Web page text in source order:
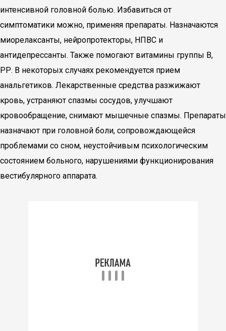
интенсивной головной болью. Избавиться от
симптоматики можно, применяя препараты. Назначаются
миорелаксанты, нейропротекторы, НПВС и
антидепрессанты. Также помогают витамины группы В,
РР. В некоторых случаях рекомендуется прием
анальгетиков. Лекарственные средства разжижают
кровь, устраняют спазмы сосудов, улучшают
кровообращение, снимают мышечные спазмы. Препараты
назначают при головной боли, сопровождающейся
проблемами со сном, неустойчивым психологическим
состоянием больного, нарушениями функционирования
вестибулярного аппарата.